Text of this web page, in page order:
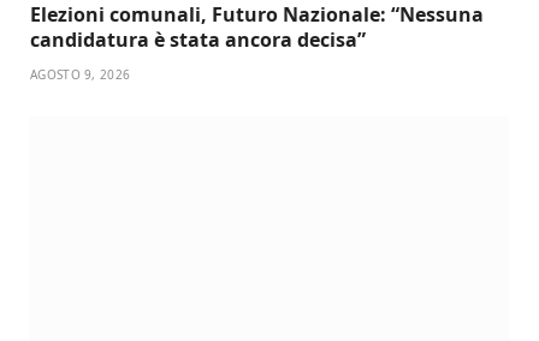
Elezioni comunali, Futuro Nazionale: “Nessuna
candidatura è stata ancora decisa”
AGOSTO 9, 2026